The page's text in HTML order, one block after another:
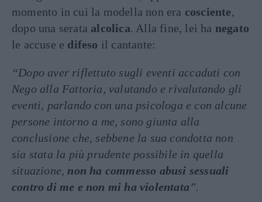
momento in cui la modella non era cosciente,
dopo una serata alcolica. Alla fine, lei ha negato
le accuse e difeso il cantante:
“Dopo aver riflettuto sugli eventi accaduti con
Nego alla Fattoria, valutando e rivalutando gli
eventi, parlando con una psicologa e con alcune
persone intorno a me, sono giunta alla
conclusione che, sebbene la sua condotta non
sia stata la più prudente possibile in quella
situazione, non ha commesso abusi sessuali
contro di me e non mi ha violentata”.